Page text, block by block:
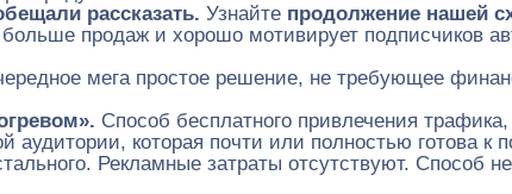
рассказать. Узнайте продолжение нашей
продаж и хорошо мотивирует подписчиков
мега простое решение, не требующее
Способ бесплатного привлечения трафика,
которая почти или полностью готова к
Рекламные затраты отсутствуют.